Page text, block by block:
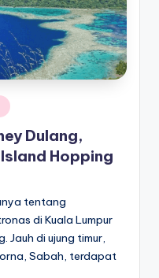
Dulang,
Hopping
tentang
di Kuala Lumpur
Jauh di ujung timur,
Sabah, terdapat